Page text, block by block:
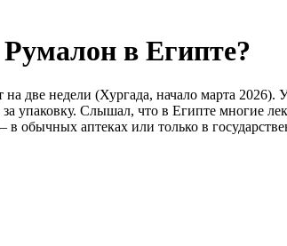
в Египте?
две недели (Хургада, начало марта
упаковку. Слышал, что в Египте многие
в обычных аптеках или только в